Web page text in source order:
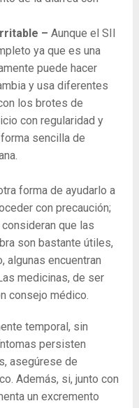
– Aunque el SII
ya que es una
puede hacer
y usa diferentes
los brotes de
con regularidad y
sencilla de
forma de ayudarlo a
con precaución;
que las
son bastante útiles,
algunas encuentran
medicinas, de ser
consejo médico.
temporal, sin
persisten
asegúrese de
Además, si, junto con
un excremento